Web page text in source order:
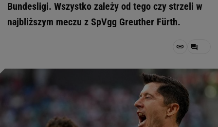
Bundesligi. Wszystko zależy od tego czy strzeli w
najbliższym meczu z SpVgg Greuther Fürth.